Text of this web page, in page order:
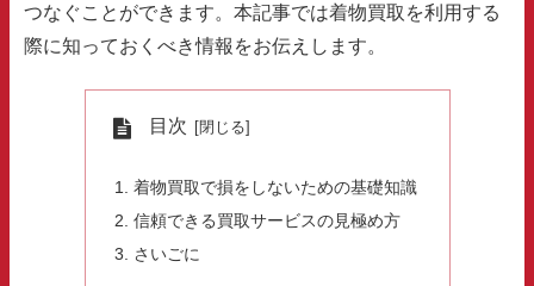
つなぐことができます。本記事では着物買取を利用する
際に知っておくべき情報をお伝えします。
目次
着物買取で損をしないための基礎知識
信頼できる買取サービスの見極め方
さいごに